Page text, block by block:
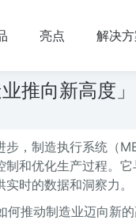
亮点 解决
推向新高度」
，制造执行系统（
和优化生产过程。
时的数据和洞察力。
何推动制造业迈向新